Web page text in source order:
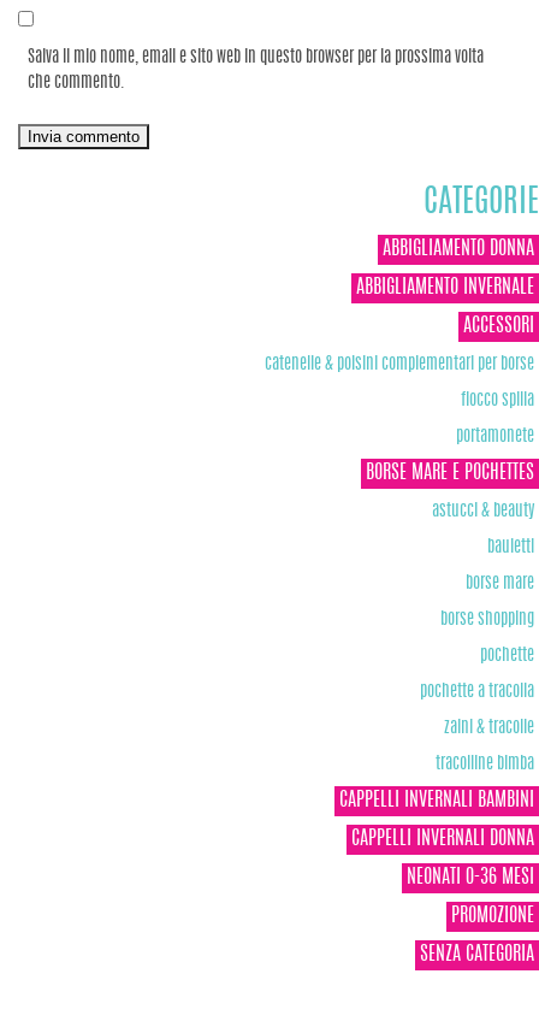
Salva il mio nome, email e sito web in questo browser per la prossima volta
che commento.
CATEGORIE
ABBIGLIAMENTO DONNA
ABBIGLIAMENTO INVERNALE
ACCESSORI
catenelle & polsini complementari per borse
fiocco spilla
portamonete
BORSE MARE E POCHETTES
astucci & beauty
bauletti
borse mare
borse shopping
pochette
pochette a tracolla
zaini & tracolle
tracolline bimba
CAPPELLI INVERNALI BAMBINI
CAPPELLI INVERNALI DONNA
NEONATI 0-36 MESI
PROMOZIONE
SENZA CATEGORIA